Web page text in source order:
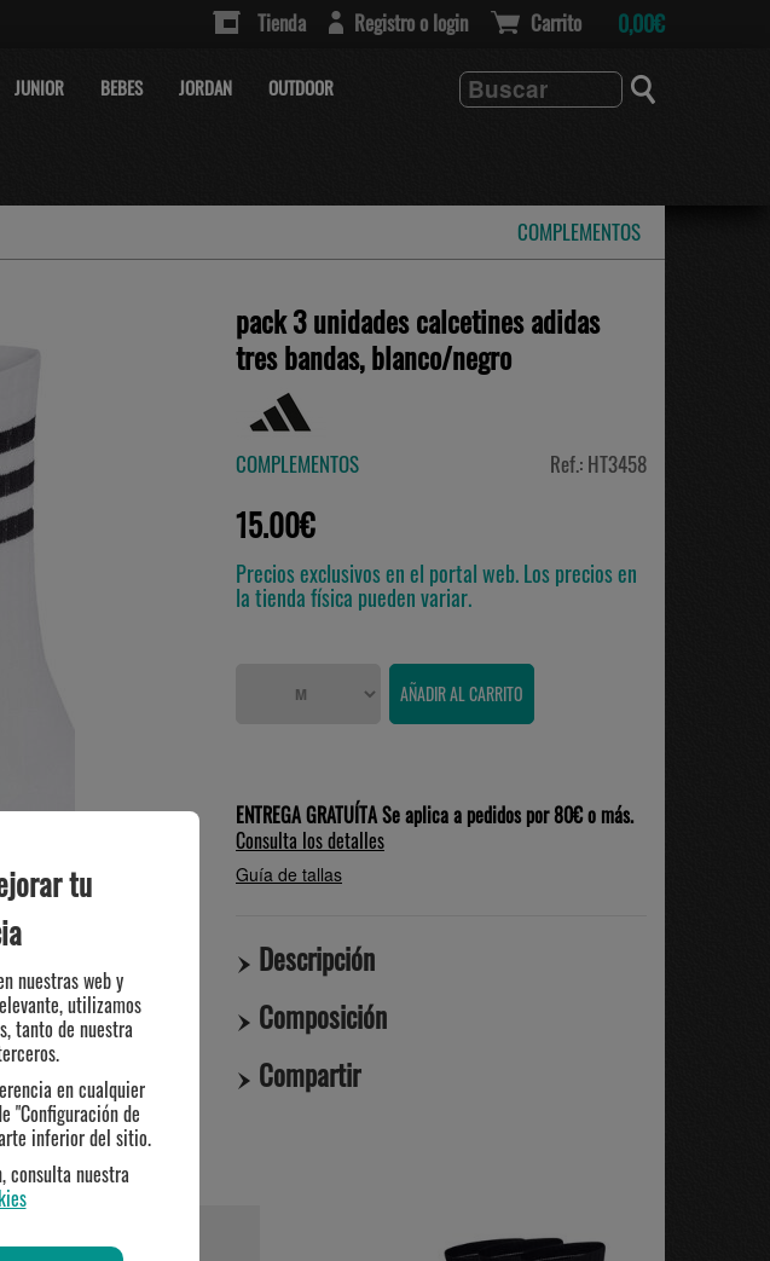
Tienda Registro o login Carrito 0,00€
JUNIOR BEBES JORDAN OUTDOOR
COMPLEMENTOS
pack 3 unidades calcetines adidas
tres bandas, blanco/negro
COMPLEMENTOS Ref.: HT3458
15.00€
Precios exclusivos en el portal web. Los precios en
la tienda física pueden variar.
ENTREGA GRATUÍTA Se aplica a pedidos por 80€ o más.
Consulta los detalles
Guía de tallas
Descripción
Composición
Compartir
tu
nuestras web y
utilizamos
tanto de nuestra
en cualquier
"Configuración de
inferior del sitio.
consulta nuestra